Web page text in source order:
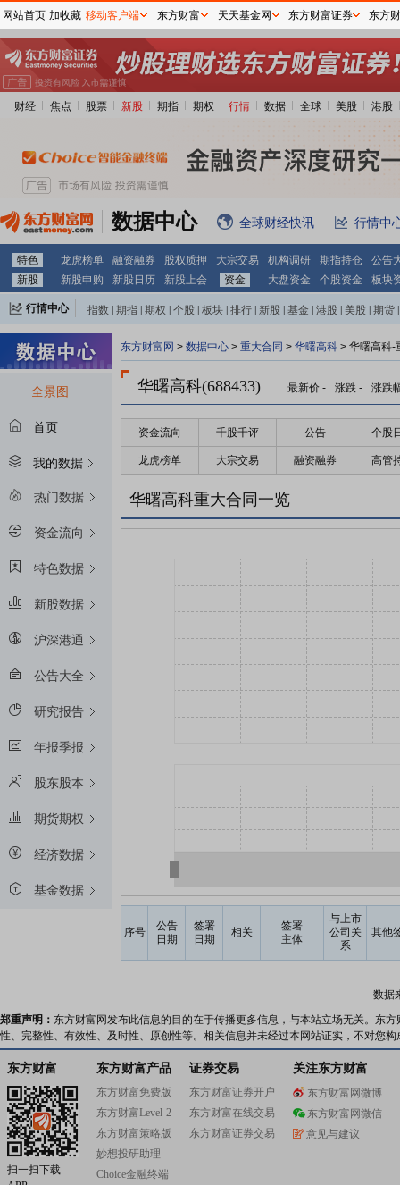
财经 焦点 股票 新股 期指 期权 行情 数据 全球 美股 港股
数据中心 全球财经快讯 行情中
特色 龙虎榜单 融资融券 股权质押 大宗交易 机构调研 期指持仓
公告
新股
新股申购 新股日历 新股上会 资金 大盘资金 个股资金 板块
行情中心 指数 期指 期权 个股 板块 排行 新股 基金 港股 美股 期货
全景图
首页
我的数据
热门数据
资金流向
特色数据
新股数据
沪深港通
公告大全
研究报告
年报季报
股东股本
期货期权
经济数据
基金数据
东方财富网 > 数据中心 > 重大合同 > 华曙高科 > 华曙高科-
华曙高科(688433) 最新价 - 涨跌 - 涨跌
资金流向 千股千评 公告 个股
龙虎榜单 大宗交易 融资融券 高管
华曙高科重大合同一览
序号
公告
日期
签署
日期
相关
签署
主体
与上市
公司关
系
其他
数据
郑重声明： 东方财富网发布此信息的目的在于传播更多信息，与本站立场无关。东
性、完整性、有效性、及时性、原创性等。相关信息并未经过本网站证实，不对您
东方财富
扫一扫下载
东方财富产品
东方财富免费版
东方财富Level-2
东方财富策略版
妙想投研助理
Choice金融终端
证券交易
东方财富证券开户
东方财富在线交易
东方财富证券交易
关注东方财富
东方财富网微博
东方财富网微信
意见与建议
网站首页 加收藏 移动客户端 东方财富 天天基金网 东方财富证券 东方